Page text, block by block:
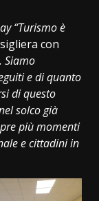
“Turismo è
con
Siamo
e di quanto
di questo
solco già
più momenti
e cittadini in